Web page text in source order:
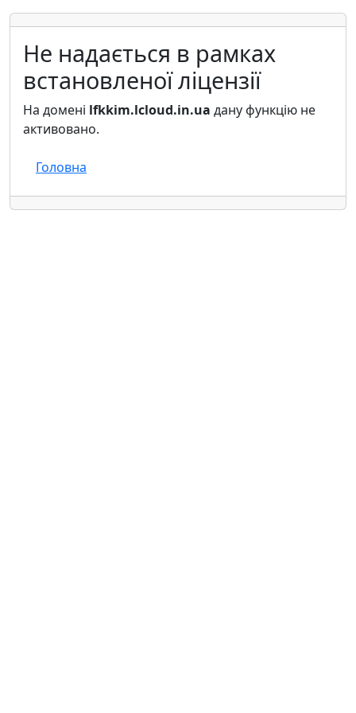
Не надається в рамках
встановленої ліцензії
На домені lfkkim.lcloud.in.ua дану функцію не
активовано.
Головна